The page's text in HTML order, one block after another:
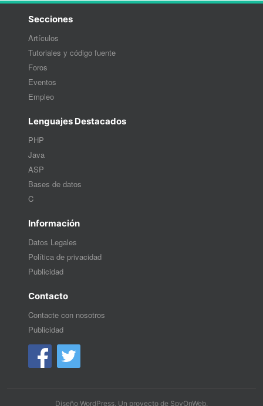
Secciones
Artículos
Tutoriales y código fuente
Foros
Eventos
Empleo
Lenguajes Destacados
PHP
Java
ASP
Bases de datos
C
Información
Datos Legales
Política de privacidad
Publicidad
Contacto
Contacte con nosotros
Publicidad
Diseño WordPress. Un proyecto de SpyOnWeb.